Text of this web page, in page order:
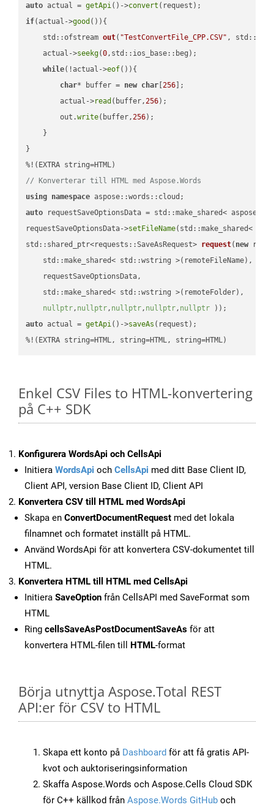
auto actual = getApi()->convert
if(actual->good ()){
std::ofstream out( "TestConvertFile_CPP.CSV" ,
    actual->
seekg(0,std::ios_base::beg);
while(!actual->eof()){
char* buffer = new char [256 ];
        actual->
read (buffer,256);
        out.
write(buffer,256);
    }
}
// Konverterar till HTML med Aspose.Words
using namespace
auto requestSaveOptionsData = std::make_shared<
requestSaveOptionsData->setFileName(std::make_shared<
std::shared_ptr<requests::SaveAsRequest> request( new
    std::make_shared< std::wstring >(remoteFileName),
    requestSaveOptionsData,
    std::make_shared< std::wstring >(remoteFolder),
nullptr, nullptr, nullptr, nullptr, nullptr ))
auto actual = getApi()->saveAs (request);
%!(EXTRA string=HTML, string=HTML, string=HTML)
Enkel CSV Files to HTML-konvertering
på C++ SDK
Konfigurera WordsApi och CellsApi
Initiera WordsApi och CellsApi med ditt Base Client ID,
Client API, version Base Client ID, Client API
Konvertera CSV till HTML med WordsApi
Skapa en ConvertDocumentRequest med det lokala
filnamnet och formatet inställt på HTML.
Använd WordsApi för att konvertera CSV-dokumentet till
HTML.
Konvertera HTML till HTML med CellsApi
Initiera SaveOption från CellsAPI med SaveFormat som
HTML
Ring cellsSaveAsPostDocumentSaveAs för att
konvertera HTML-filen till HTML-format
Börja utnyttja Aspose.Total REST
API:er för CSV to HTML
Skapa ett konto på Dashboard för att få gratis API-
kvot och auktoriseringsinformation
Skaffa Aspose.Words och Aspose.Cells Cloud SDK
för C++ källkod från Aspose.Words GitHub och